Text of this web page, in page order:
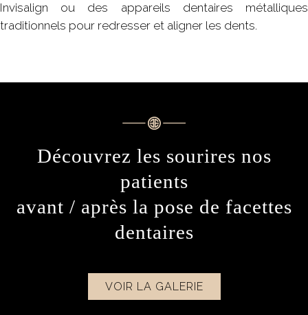
Invisalign ou des appareils dentaires métalliques
traditionnels pour redresser et aligner les dents.
Découvrez les sourires nos
patients
avant / après la pose de facettes
dentaires
VOIR LA GALERIE